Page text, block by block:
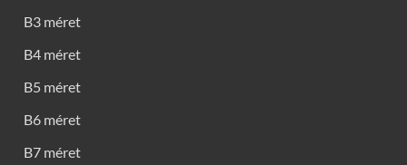
B3 méret
B4 méret
B5 méret
B6 méret
B7 méret